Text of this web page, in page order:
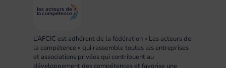
L’AFCIC est adhérent de la fédération « Les acteurs de
la compétence » qui rassemble toutes les entreprises
et associations privées qui contribuent au
développement des compétences et favorise une